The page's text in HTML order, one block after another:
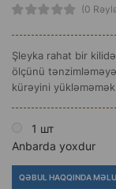
(0
Şleyka rahat bir
ölçünü
kürəyini
1 шт
Anbarda yoxdur
QƏBUL HAQQINDA